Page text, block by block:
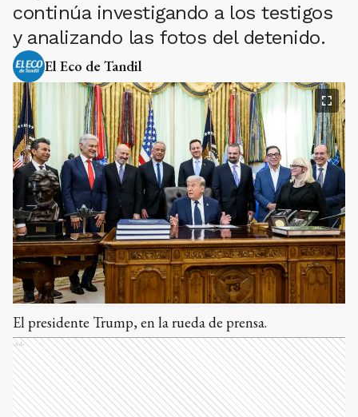
continúa investigando a los testigos
y analizando las fotos del detenido.
El Eco de Tandil
El presidente Trump, en la rueda de prensa.
Ads